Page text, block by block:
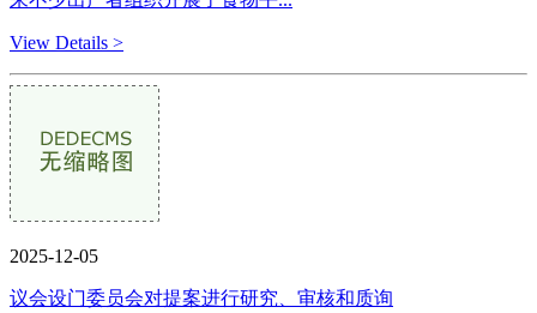
View Details >
2025-12-05
议会设门委员会对提案进行研究、审核和质询